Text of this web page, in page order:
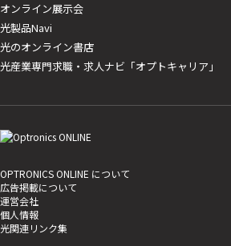
オンライン展示会
光製品Navi
光のオンライン書店
光産業専門求職・求人ナビ「オプトキャリア」
OPTRONICS ONLINE について
広告掲載について
運営会社
個人情報
光関連リンク集